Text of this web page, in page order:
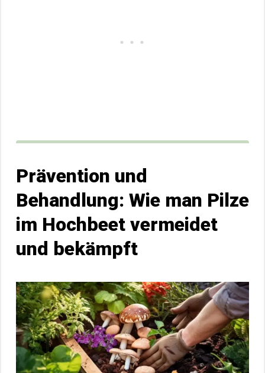
Prävention und
Behandlung: Wie man Pilze
im Hochbeet vermeidet
und bekämpft